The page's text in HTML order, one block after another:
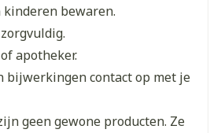
mm
mm
mm
bewaren.
apotheker.
bijwerkingen contact op met je
geen gewone producten. Ze